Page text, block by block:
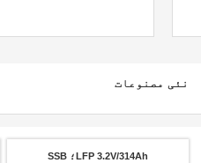
نئی مصنوعات
LFP 3.2V/314Ah؛ SSB